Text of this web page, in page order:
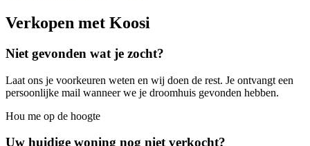
Verkopen met Koosi
Niet gevonden wat je zocht?
Laat ons je voorkeuren weten en wij doen de rest. Je ontvangt een
persoonlijke mail wanneer we je droomhuis gevonden hebben.
Hou me op de hoogte
Uw huidige woning nog niet verkocht?